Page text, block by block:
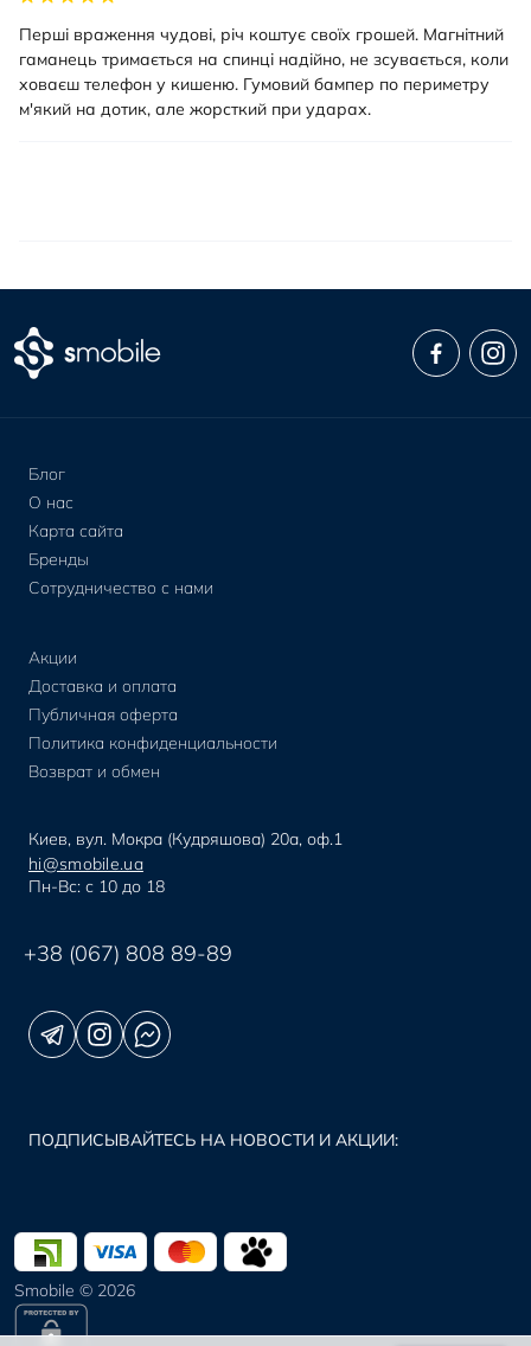
Перші враження чудові, річ коштує своїх грошей. Магнітний
гаманець тримається на спинці надійно, не зсувається, коли
ховаєш телефон у кишеню. Гумовий бампер по периметру
м'який на дотик, але жорсткий при ударах.
Блог
О нас
Карта сайта
Бренды
Сотрудничество с нами
Акции
Доставка и оплата
Публичная оферта
Политика конфиденциальности
Возврат и обмен
Киев, вул. Мокра (Кудряшова) 20а, оф.1
hi@smobile.ua
Пн-Вс: с 10 до 18
+38 (067) 808 89-89
ПОДПИСЫВАЙТЕСЬ НА НОВОСТИ И АКЦИИ:
Smobile © 2026